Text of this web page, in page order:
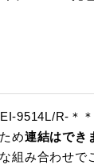
9514L/R-＊
め連結はでき
組み合わせで